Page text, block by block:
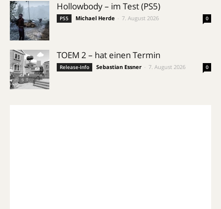
Hollowbody – im Test (PS5)
PS5 Michael Herde 7. August 2026 0
TOEM 2 – hat einen Termin
Release-Info Sebastian Essner 7. August 2026 0